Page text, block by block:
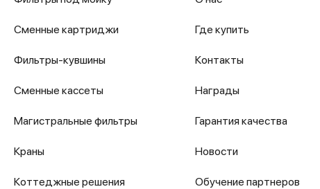
Сменные картриджи
Фильтры-кувшины
Сменные кассеты
Магистральные фильтры
Краны
Коттеджные решения
Где купить
Контакты
Награды
Гарантия качества
Новости
Обучение партнеров